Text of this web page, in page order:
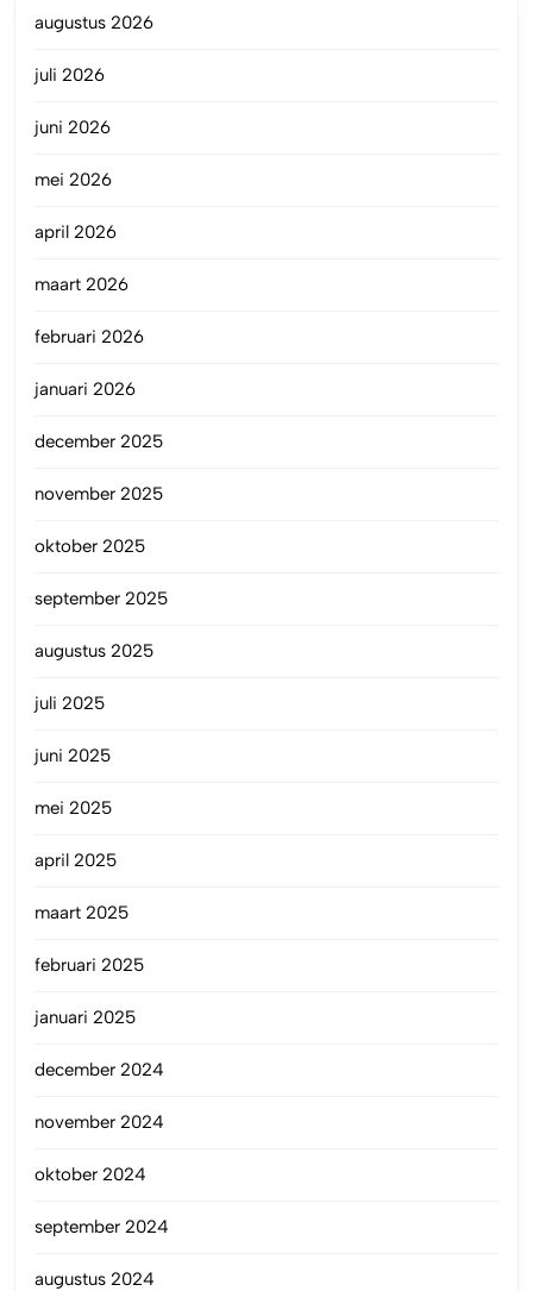
augustus 2026
juli 2026
juni 2026
mei 2026
april 2026
maart 2026
februari 2026
januari 2026
december 2025
november 2025
oktober 2025
september 2025
augustus 2025
juli 2025
juni 2025
mei 2025
april 2025
maart 2025
februari 2025
januari 2025
december 2024
november 2024
oktober 2024
september 2024
augustus 2024